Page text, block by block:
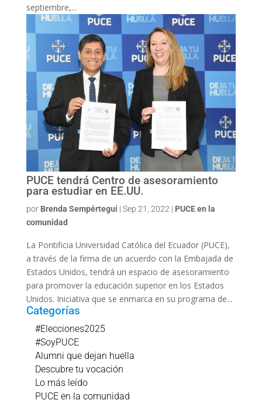
septiembre,...
PUCE tendrá Centro de asesoramiento
para estudiar en EE.UU.
por Brenda Sempértegui | Sep 21, 2022 | PUCE en la
comunidad
La Pontificia Universidad Católica del Ecuador (PUCE),
a través de la firma de un acuerdo con la Embajada de
Estados Unidos, tendrá un espacio de asesoramiento
para promover la educación superior en los Estados
Unidos. Iniciativa que se enmarca en su programa de...
Categorías
#Elecciones2025
#SoyPUCE
Alumni que dejan huella
Descubre tu vocación
Lo más leído
PUCE en la comunidad